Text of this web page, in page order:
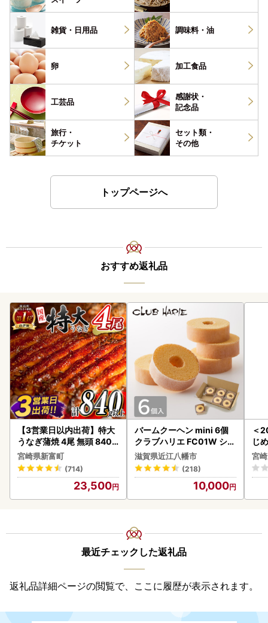
雑貨・ 日用品 調味料・ 油
卵 加工食品
工芸品
感謝状・
記念品
旅行・
チケット
セット類・
その他
トップページへ
おすすめ返礼品
【3営業日以内出荷】特大
うなぎ蒲焼 4尾 無頭 840g
以上 C388-840-3D
宮崎県新富町
(714)
23,500
バームクーヘン mini 6個
クラブハリエ FC01W シェ
アボックス バウムクーヘ
ン
滋賀県近江八幡市
(218)
10,000
＜
じ
ロ
宮
最近チェックした返礼品
返礼品詳細ページの閲覧で、ここに履歴が表示されます。